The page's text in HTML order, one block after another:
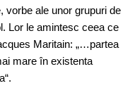
vorbe ale unor grupuri de
Lor le amintesc ceea ce
Maritain: „…partea
mare în existenta